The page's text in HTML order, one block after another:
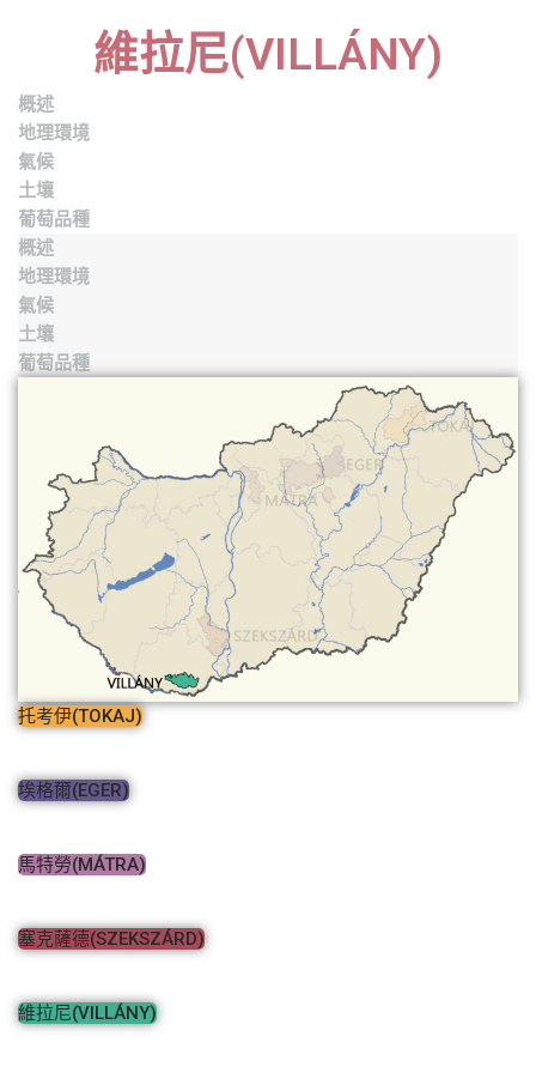
維拉尼(VILLÁNY)
概述
地理環境
氣候
土壤
葡萄品種
概述
地理環境
氣候
土壤
葡萄品種
托考伊(TOKAJ)
埃格爾(EGER)
馬特勞(MÁTRA)
塞克薩德(SZEKSZÁRD)
維拉尼(VILLÁNY)